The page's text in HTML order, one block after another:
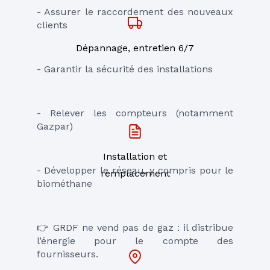
- Assurer le raccordement des nouveaux
clients
- Garantir la sécurité des installations
- Relever les compteurs (notamment
Gazpar)
- Développer le réseau, y compris pour le
biométhane
👉 GRDF ne vend pas de gaz : il distribue
l’énergie pour le compte des
fournisseurs.
Dépannage, entretien 6/7
Installation et
remplacement